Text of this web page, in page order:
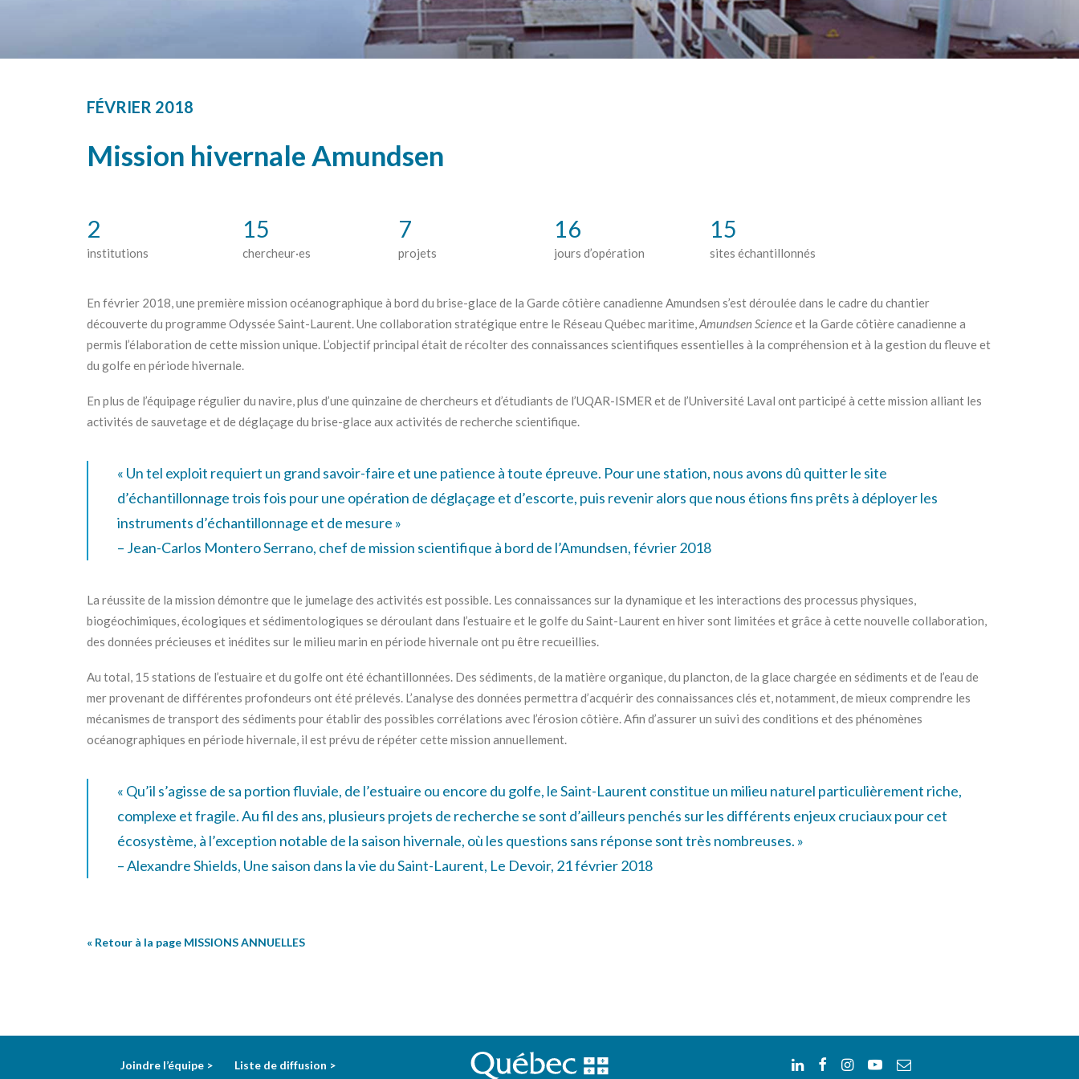
FÉVRIER 2018
Mission hivernale Amundsen
2
institutions
15
chercheur·es
7
projets
16
jours d’opération
15
sites échantillonnés
En février 2018, une première mission océanographique à bord du brise-glace de la Garde côtière canadienne Amundsen s’est déroulée dans le cadre du chantier
découverte du programme Odyssée Saint-Laurent. Une collaboration stratégique entre le Réseau Québec maritime,Amundsen Scienceet la Garde côtière canadienne a
permis l’élaboration de cette mission unique. L’objectif principal était de récolter des connaissances scientifiques essentielles à la compréhension et à la gestion du fleuve et
du golfe en période hivernale.
En plus de l’équipage régulier du navire, plus d’une quinzaine de chercheurs et d’étudiants de l’UQAR-ISMER et de l’Université Laval ont participé à cette mission alliant les
activités de sauvetage et de déglaçage du brise-glace aux activités de recherche scientifique.
« Un tel exploit requiert un grand savoir-faire et une patience à toute épreuve. Pour une station, nous avons dû quitter le site
d’échantillonnage trois fois pour une opération de déglaçage et d’escorte, puis revenir alors que nous étions fins prêts à déployer les
instruments d’échantillonnage et de mesure »
– Jean-Carlos Montero Serrano, chef de mission scientifique à bord de l’Amundsen, février 2018
La réussite de la mission démontre que le jumelage des activités est possible. Les connaissances sur la dynamique et les interactions des processus physiques,
biogéochimiques, écologiques et sédimentologiques se déroulant dans l’estuaire et le golfe du Saint-Laurent en hiver sont limitées et grâce à cette nouvelle collaboration,
des données précieuses et inédites sur le milieu marin en période hivernale ont pu être recueillies.
Au total, 15 stations de l’estuaire et du golfe ont été échantillonnées. Des sédiments, de la matière organique, du plancton, de la glace chargée en sédiments et de l’eau de
mer provenant de différentes profondeurs ont été prélevés. L’analyse des données permettra d’acquérir des connaissances clés et, notamment, de mieux comprendre les
mécanismes de transport des sédiments pour établir des possibles corrélations avec l’érosion côtière. Afin d’assurer un suivi des conditions et des phénomènes
océanographiques en période hivernale, il est prévu de répéter cette mission annuellement.
« Qu’il s’agisse de sa portion fluviale, de l’estuaire ou encore du golfe, le Saint-Laurent constitue un milieu naturel particulièrement riche,
complexe et fragile. Au fil des ans, plusieurs projets de recherche se sont d’ailleurs penchés sur les différents enjeux cruciaux pour cet
écosystème, à l’exception notable de la saison hivernale, où les questions sans réponse sont très nombreuses. »
– Alexandre Shields, Une saison dans la vie du Saint-Laurent, Le Devoir, 21 février 2018
« Retour à la page MISSIONS ANNUELLES
Joindre l’équipe > Liste de diffusion >